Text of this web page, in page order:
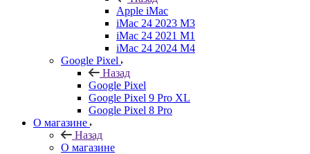
Apple iMac
iMac 24 2023 M3
iMac 24 2021 M1
iMac 24 2024 M4
Google Pixel
Назад
Google Pixel
Google Pixel 9 Pro XL
Google Pixel 8 Pro
О магазине
Назад
О магазине